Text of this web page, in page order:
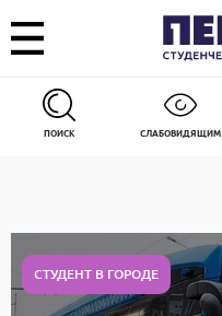
ПОИСК СЛАБОВИДЯЩИМ
СТУДЕНТ В ГОРОДЕ